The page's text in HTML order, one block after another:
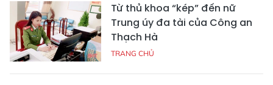
Từ thủ khoa “kép” đến nữ
Trung úy đa tài của Công an
Thạch Hà
TRANG CHỦ